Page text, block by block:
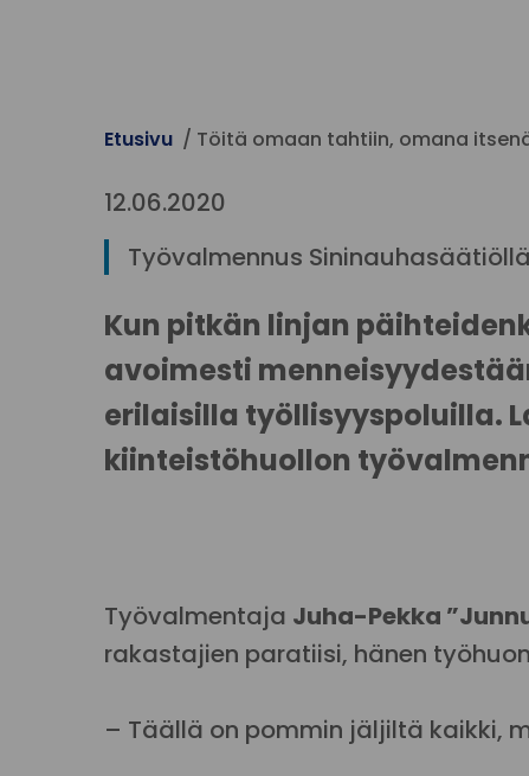
Etusivu Töitä omaan tahtiin, omana
12.06.2020
Työvalmennus
Kun pitkän linjan
avoimesti
erilaisilla työllisyyspoluilla.
kiinteistöhuollon
Työvalmentaja Juha-Pekka
rakastajien paratiisi, hänen
– Täällä on pommin jäljiltä kaikki,